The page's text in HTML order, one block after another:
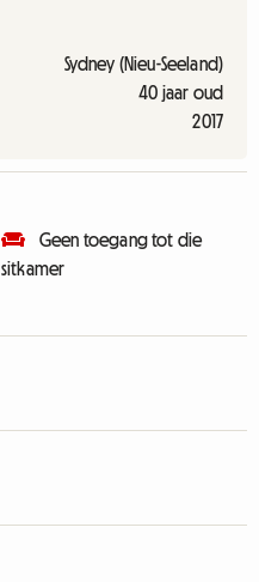
Sydney (Nieu-Seeland)
40 jaar oud
2017
Geen toegang tot die
sitkamer